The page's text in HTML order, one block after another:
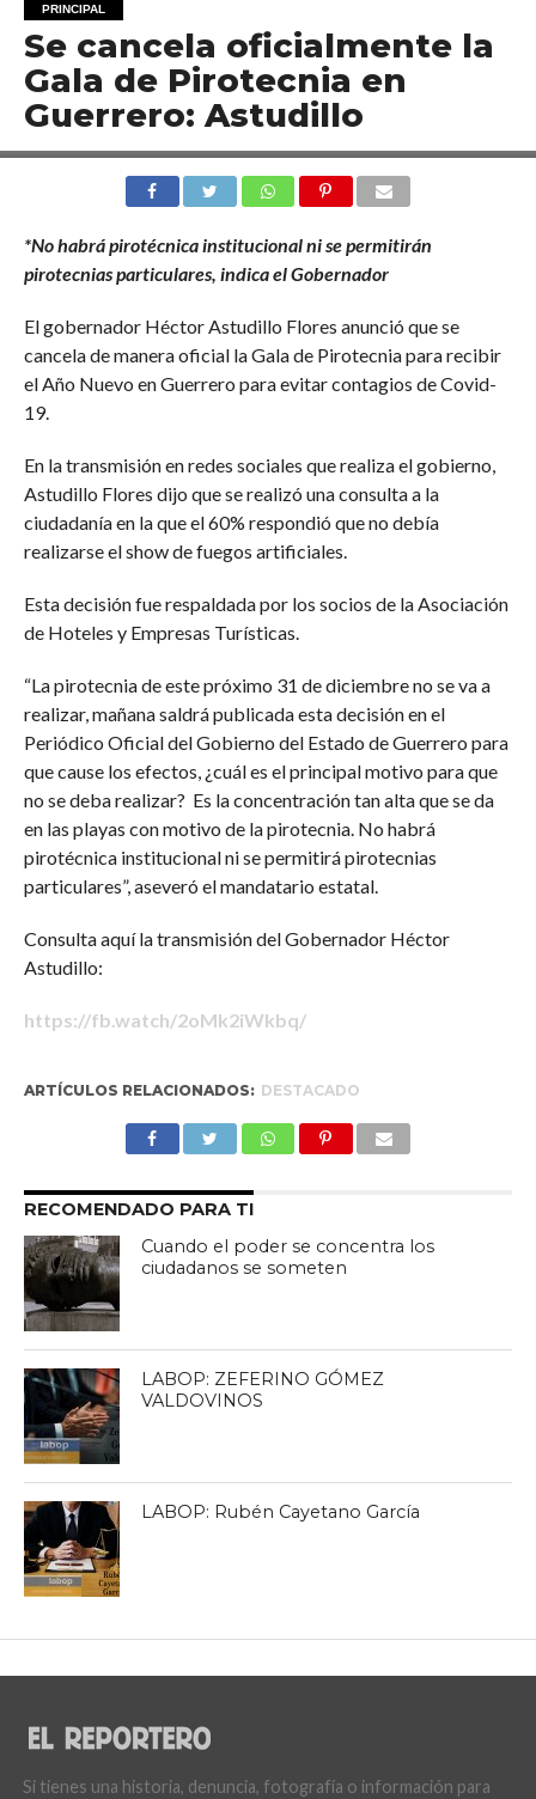
PRINCIPAL
Se cancela oficialmente la
Gala de Pirotecnia en
Guerrero: Astudillo
*No habrá pirotécnica institucional ni se permitirán
pirotecnias particulares, indica el Gobernador
El gobernador Héctor Astudillo Flores anunció que se
cancela de manera oficial la Gala de Pirotecnia para recibir
el Año Nuevo en Guerrero para evitar contagios de Covid-
19.
En la transmisión en redes sociales que realiza el gobierno,
Astudillo Flores dijo que se realizó una consulta a la
ciudadanía en la que el 60% respondió que no debía
realizarse el show de fuegos artificiales.
Esta decisión fue respaldada por los socios de la Asociación
de Hoteles y Empresas Turísticas.
“La pirotecnia de este próximo 31 de diciembre no se va a
realizar, mañana saldrá publicada esta decisión en el
Periódico Oficial del Gobierno del Estado de Guerrero para
que cause los efectos, ¿cuál es el principal motivo para que
no se deba realizar? Es la concentración tan alta que se da
en las playas con motivo de la pirotecnia. No habrá
pirotécnica institucional ni se permitirá pirotecnias
particulares”, aseveró el mandatario estatal.
Consulta aquí la transmisión del Gobernador Héctor
Astudillo:
https://fb.watch/2oMk2iWkbq/
ARTÍCULOS RELACIONADOS: DESTACADO
RECOMENDADO PARA TI
Cuando el poder se concentra los
ciudadanos se someten
LABOP: ZEFERINO GÓMEZ
VALDOVINOS
LABOP: Rubén Cayetano García
Si tienes una historia, denuncia, fotografía o información para